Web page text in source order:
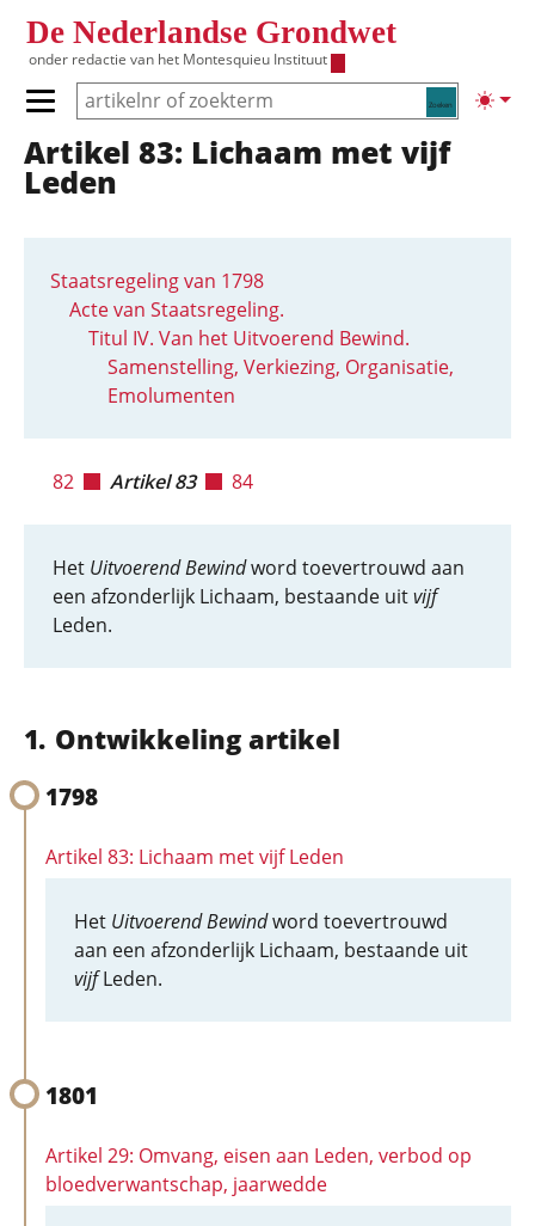
De Nederlandse Grondwet
onder redactie van het Montesquieu Instituut
Zoeken
Primair menu tonen/verbergen
Hoofdnavigatie
Artikel 83: Lichaam met vijf
Leden
Staatsregeling van 1798
Acte van Staatsregeling.
Titul IV. Van het Uitvoerend Bewind.
Samenstelling, Verkiezing, Organisatie,
Emolumenten
82 Artikel 83 84
Het Uitvoerend Bewindword toevertrouwd aan
een afzonderlijk Lichaam, bestaande uitvijf
Leden.
Ontwikkeling artikel
1798
Artikel 83: Lichaam met vijf Leden
Het Uitvoerend Bewindword toevertrouwd
aan een afzonderlijk Lichaam, bestaande uit
vijfLeden.
1801
Artikel 29: Omvang, eisen aan Leden, verbod op
bloedverwantschap, jaarwedde